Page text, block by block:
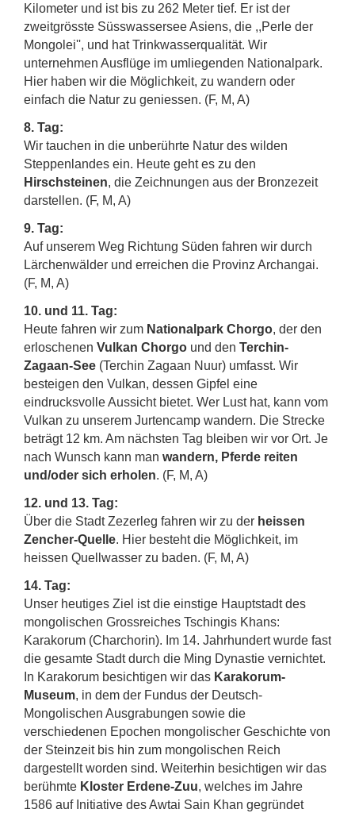
Kilometer und ist bis zu 262 Meter tief. Er ist der
zweitgrösste Süsswassersee Asiens, die ,,Perle der
Mongolei'', und hat Trinkwasserqualität. Wir
unternehmen Ausflüge im umliegenden Nationalpark.
Hier haben wir die Möglichkeit, zu wandern oder
einfach die Natur zu geniessen. (F, M, A)
8. Tag:
Wir tauchen in die unberührte Natur des wilden
Steppenlandes ein. Heute geht es zu den
Hirschsteinen, die Zeichnungen aus der Bronzezeit
darstellen. (F, M, A)
9. Tag:
Auf unserem Weg Richtung Süden fahren wir durch
Lärchenwälder und erreichen die Provinz Archangai.
(F, M, A)
10. und 11. Tag:
Heute fahren wir zum Nationalpark Chorgo, der den
erloschenen Vulkan Chorgo und den Terchin-
Zagaan-See (Terchin Zagaan Nuur) umfasst. Wir
besteigen den Vulkan, dessen Gipfel eine
eindrucksvolle Aussicht bietet. Wer Lust hat, kann vom
Vulkan zu unserem Jurtencamp wandern. Die Strecke
beträgt 12 km. Am nächsten Tag bleiben wir vor Ort. Je
nach Wunsch kann man wandern, Pferde reiten
und/oder sich erholen. (F, M, A)
12. und 13. Tag:
Über die Stadt Zezerleg fahren wir zu der heissen
Zencher-Quelle. Hier besteht die Möglichkeit, im
heissen Quellwasser zu baden. (F, M, A)
14. Tag:
Unser heutiges Ziel ist die einstige Hauptstadt des
mongolischen Grossreiches Tschingis Khans:
Karakorum (Charchorin). Im 14. Jahrhundert wurde fast
die gesamte Stadt durch die Ming Dynastie vernichtet.
In Karakorum besichtigen wir das Karakorum-
Museum, in dem der Fundus der Deutsch-
Mongolischen Ausgrabungen sowie die
verschiedenen Epochen mongolischer Geschichte von
der Steinzeit bis hin zum mongolischen Reich
dargestellt worden sind. Weiterhin besichtigen wir das
berühmte Kloster Erdene-Zuu, welches im Jahre
1586 auf Initiative des Awtai Sain Khan gegründet